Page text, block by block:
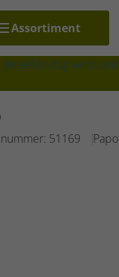
Assortiment
dag verstuurd
51169 Papo